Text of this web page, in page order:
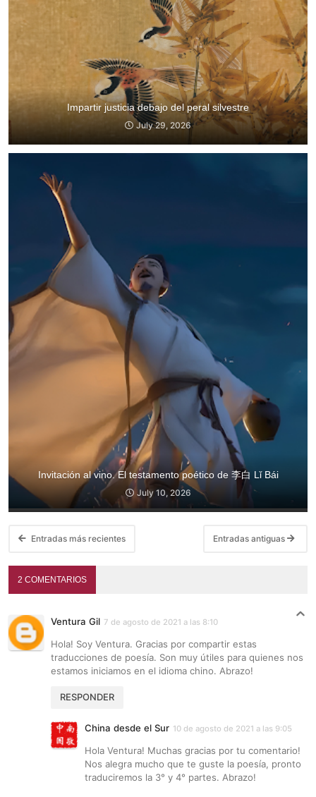
Impartir justicia debajo del peral silvestre
July 29, 2026
Invitación al vino. El testamento poético de 李白 Lǐ Bái
July 10, 2026
Entradas más recientes Entradas antiguas
2 COMENTARIOS
Ventura Gil 7 de agosto de 2021 a las 8:10
Hola! Soy Ventura. Gracias por compartir estas
traducciones de poesía. Son muy útiles para quienes nos
estamos iniciamos en el idioma chino. Abrazo!
RESPONDER
China desde el Sur 10 de agosto de 2021 a las 9:05
Hola Ventura! Muchas gracias por tu comentario!
Nos alegra mucho que te guste la poesía, pronto
traduciremos la 3° y 4° partes. Abrazo!